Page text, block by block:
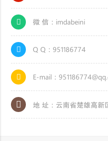
微 信：imdabeini
Q Q：951186774
E-mail：
地 址：云南省楚雄高新